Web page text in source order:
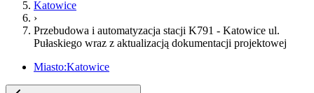
Katowice
›
Przebudowa i automatyzacja stacji K791 - Katowice ul.
Pułaskiego wraz z aktualizacją dokumentacji projektowej
Miasto:Katowice